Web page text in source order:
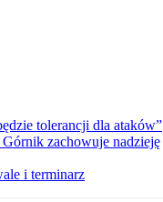
tolerancji dla ataków”
zachowuje nadzieję
i terminarz